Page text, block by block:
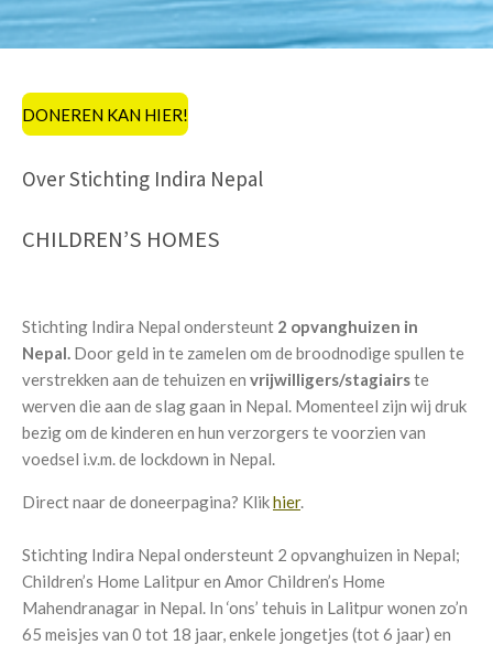
DONEREN KAN HIER!
Over Stichting Indira Nepal
CHILDREN’S HOMES
Stichting Indira Nepal ondersteunt 2 opvanghuizen in
Nepal. Door geld in te zamelen om de broodnodige spullen te
verstrekken aan de tehuizen en vrijwilligers/stagiairste
werven die aan de slag gaan in Nepal. Momenteel zijn wij druk
bezig om de kinderen en hun verzorgers te voorzien van
voedsel i.v.m. de lockdown in Nepal.
Direct naar de doneerpagina? Klikhier.
Stichting Indira Nepal ondersteunt 2 opvanghuizen in Nepal;
Children’s Home Lalitpur en Amor Children’s Home
Mahendranagar in Nepal. In ‘ons’ tehuis in Lalitpur wonen zo’n
65 meisjes van 0 tot 18 jaar, enkele jongetjes (tot 6 jaar) en